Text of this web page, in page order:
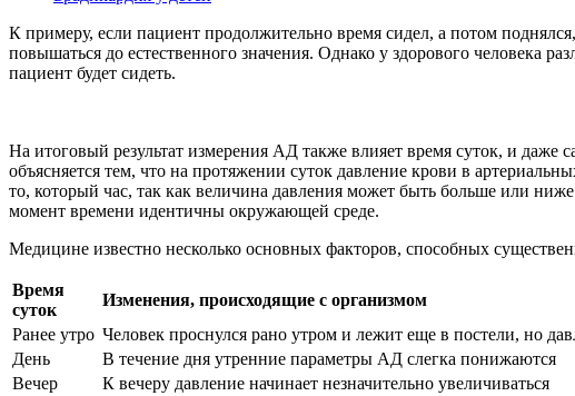
К примеру, если пациент продолжительно время сидел, а потом
повышаться до естественного значения. Однако у здорового человека
пациент будет сидеть.
На итоговый результат измерения АД также влияет время суток, и даже
объясняется тем, что на протяжении суток давление крови в
то, который час, так как величина давления может быть больше или
момент времени идентичны окружающей среде.
Медицине известно несколько основных факторов, способных
Время
суток
Изменения, происходящие с организмом
Ранее утро Человек проснулся рано утром и лежит еще в постели, но
День
В течение дня утренние параметры АД слегка понижаются
Вечер
К вечеру давление начинает незначительно увеличиваться